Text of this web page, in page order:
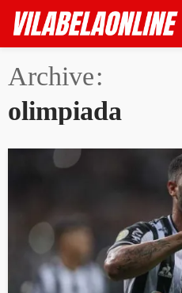
Archive
olimpiada